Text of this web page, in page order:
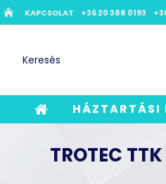
KAPCSOLAT +36 20 388 0193
HÁZTARTÁSI
TROTEC